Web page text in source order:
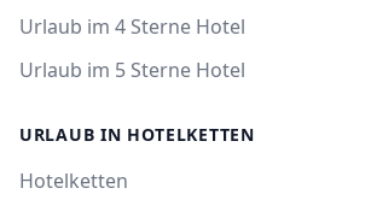
Urlaub im 4 Sterne Hotel
Urlaub im 5 Sterne Hotel
URLAUB IN HOTELKETTEN
Hotelketten